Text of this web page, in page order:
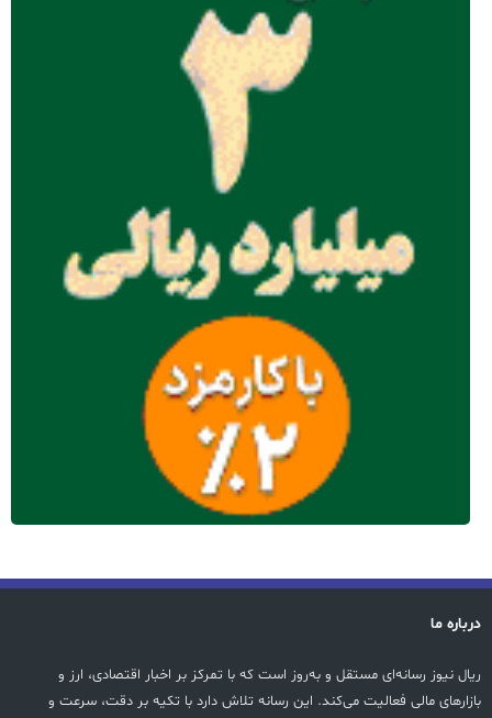
درباره ما
ریال نیوز رسانه‌ای مستقل و به‌روز است که با تمرکز بر اخبار اقتصادی، ارز و
بازارهای مالی فعالیت می‌کند. این رسانه تلاش دارد با تکیه بر دقت، سرعت و